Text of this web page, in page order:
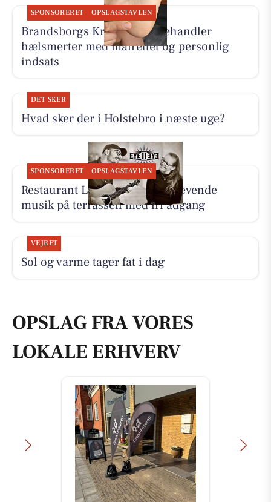
SPONSORERET OPSLAGSTAVLEN
Brandsborgs Kropsterapi behandler
hælsmerter med målrettet og personlig
indsats
DET SKER
Hvad sker der i Holstebro i næste uge?
SPONSORERET OPSLAGSTAVLEN
Restaurant Luna Lemvig har levende
musik på terrassen med fri adgang
VEJRET
Sol og varme tager fat i dag
OPSLAG FRA VORES
LOKALE ERHVERV